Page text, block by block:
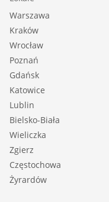
Warszawa
Kraków
Wrocław
Poznań
Gdańsk
Katowice
Lublin
Bielsko-Biała
Wieliczka
Zgierz
Częstochowa
Żyrardów